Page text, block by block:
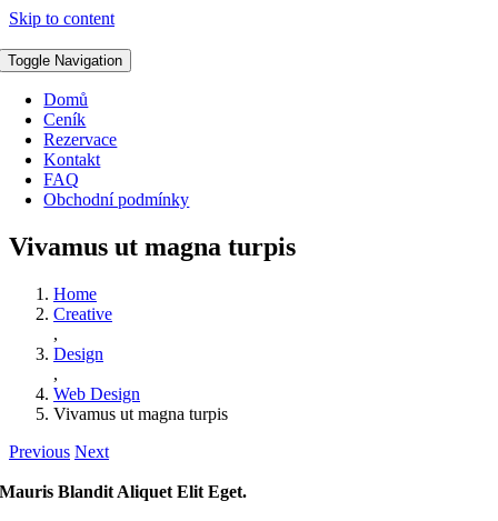
Skip to content
Toggle Navigation
Domů
Ceník
Rezervace
Kontakt
FAQ
Obchodní podmínky
Vivamus ut magna turpis
Home
Creative
,
Design
,
Web Design
Vivamus ut magna turpis
Previous Next
Mauris Blandit Aliquet Elit Eget.